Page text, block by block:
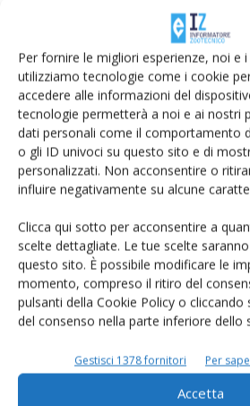
Per fornire le migliori esperienze, noi e
utilizziamo tecnologie come i cookie
accedere alle informazioni del
tecnologie permetterà a noi e ai nostri
dati personali come il comportamento
o gli ID univoci su questo sito e di
personalizzati. Non acconsentire o
influire negativamente su alcune
Clicca qui sotto per acconsentire a
scelte dettagliate. Le tue scelte
questo sito. È possibile modificare le
momento, compreso il ritiro del
pulsanti della Cookie Policy o cliccando
del consenso nella parte inferiore dello
Gestisci 1378 fornitori Per
Accetta
Rimani aggiornato